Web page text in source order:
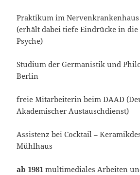
Praktikum im Nervenkrankenhaus
(erhält dabei tiefe Eindrücke in
Psyche)
Studium der Germanistik und
Berlin
freie Mitarbeiterin beim DAAD
Akademischer Austauschdienst)
Assistenz bei Cocktail –
Mühlhaus
ab 1981multimediales Arbeiten